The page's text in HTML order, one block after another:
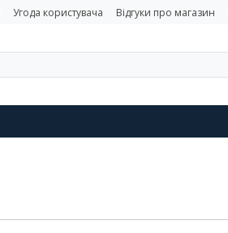
Угода користувача Відгуки про магазин